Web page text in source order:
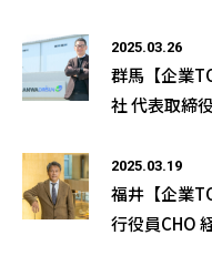
2025.03.26
群馬【企業
社 代表取締
2025.03.19
福井【企業
行役員CHO